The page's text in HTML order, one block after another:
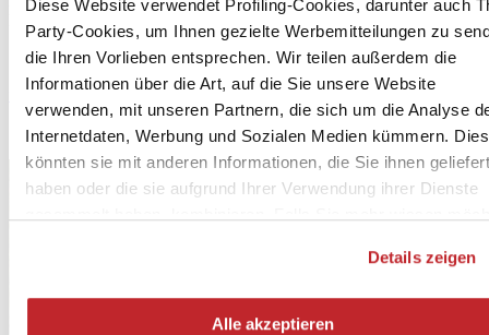
Diese Website verwendet Profiling-Cookies, darunter auch
Party-Cookies, um Ihnen gezielte Werbemitteilungen zu
die Ihren Vorlieben entsprechen. Wir teilen außerdem die
Informationen über die Art, auf die Sie unsere Website
verwenden, mit unseren Partnern, die sich um die Analyse
Internetdaten, Werbung und Sozialen Medien kümmern.
könnten sie mit anderen Informationen, die Sie ihnen geliefert
haben oder die sie aufgrund Ihrer Verwendung ihrer Dienste
. Die Zustimmung kann durch Klicken auf die
Profiling-Cookies erhalten möchten, können Sie Ihre
Details zeigen
Alle akzeptieren
konsolidierten Umsatz von 4,2 Milliarden Euro erzielen.
www.mapei.com